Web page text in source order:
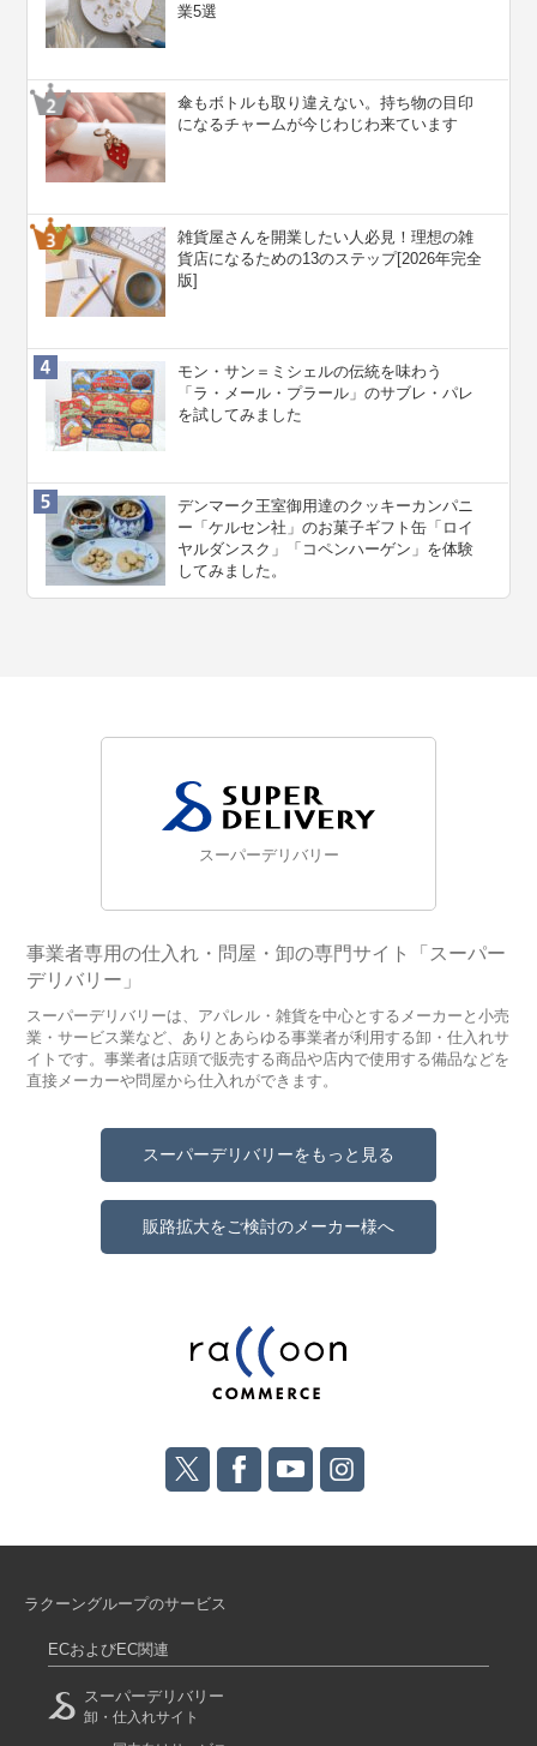
業5選
傘もボトルも取り違えない。持ち物の目印
になるチャームが今じわじわ来ています
雑貨屋さんを開業したい人必見！理想の雑
貨店になるための13のステップ[2026年完全
版]
モン・サン＝ミシェルの伝統を味わう
「ラ・メール・プラール」のサブレ・パレ
を試してみました
デンマーク王室御用達のクッキーカンパニ
ー「ケルセン社」のお菓子ギフト缶「ロイ
ヤルダンスク」「コペンハーゲン」を体験
してみました。
スーパーデリバリー
事業者専用の仕入れ・問屋・卸の専門サイト「スーパー
デリバリー」
スーパーデリバリーは、アパレル・雑貨を中心とするメーカーと小売
業・サービス業など、ありとあらゆる事業者が利用する卸・仕入れサ
イトです。事業者は店頭で販売する商品や店内で使用する備品などを
直接メーカーや問屋から仕入れができます。
スーパーデリバリーをもっと見る
販路拡大をご検討のメーカー様へ
ラクーングループのサービス
ECおよびEC関連
スーパーデリバリー
卸・仕入れサイト